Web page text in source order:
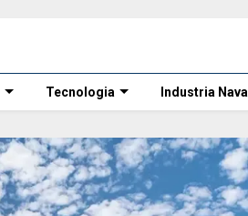
Tecnologia Industria Naval